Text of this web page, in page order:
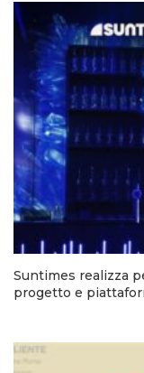
Suntimes realizza
progetto e